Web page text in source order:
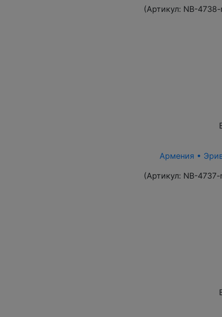
(Артикул: NB-4738-
Армения •
(Артикул: NB-4737-